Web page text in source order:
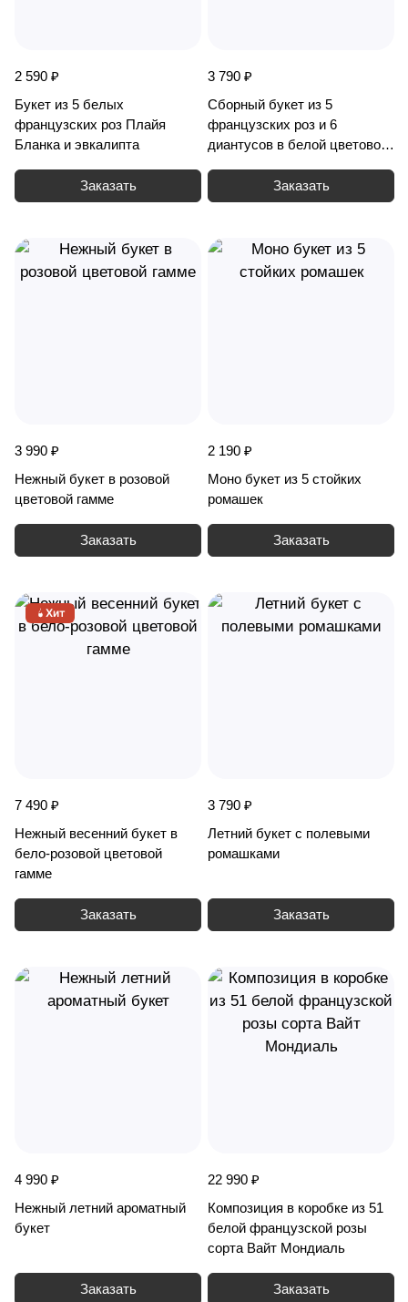
2 590 ₽
Букет из 5 белых
французских роз Плайя
Бланка и эвкалипта
Заказать
3 790 ₽
Сборный букет из 5
французских роз и 6
диантусов в белой цветовой
Заказать
3 990 ₽
Нежный букет в розовой
цветовой гамме
Заказать
2 190 ₽
Моно букет из 5 стойких
ромашек
Заказать
Хит
7 490 ₽
Нежный весенний букет в
бело-розовой цветовой
гамме
Заказать
3 790 ₽
Летний букет с полевыми
ромашками
Заказать
4 990 ₽
Нежный летний ароматный
букет
Заказать
22 990 ₽
Композиция в коробке из 51
белой французской розы
сорта Вайт Мондиаль
Заказать